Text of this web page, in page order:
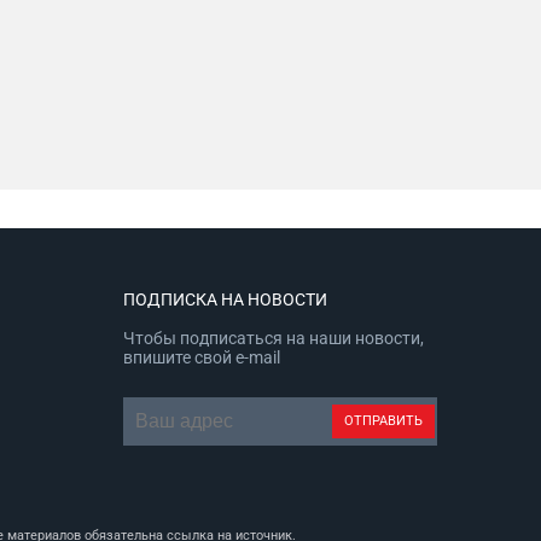
ПОДПИСКА НА НОВОСТИ
Чтобы подписаться на наши новости,
впишите свой e-mail
обязательна ссылка на источник.